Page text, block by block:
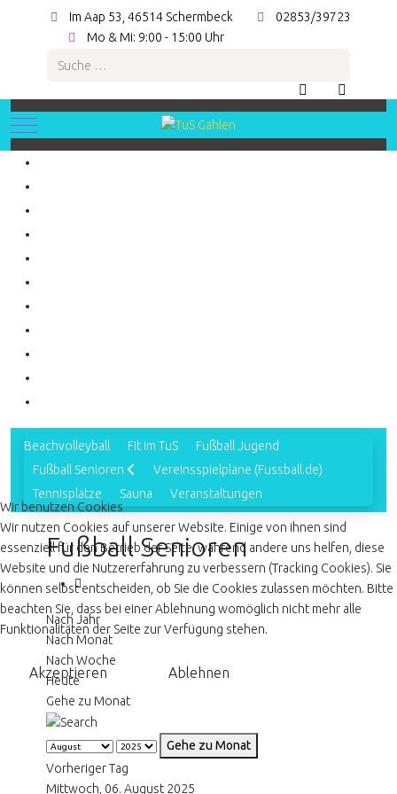
Im Aap 53, 46514 Schermbeck
02853/39723
Mo & Mi: 9:00 - 15:00 Uhr
Suchen
Mobile Menu Toggle
Beachvolleyball Fit im TuS
Fußball Jugend
Fußball Senioren
Vereinsspielpläne (Fussball.de)
Tennisplätze
Sauna Veranstaltungen
Fußball Senioren
Nach Jahr
Nach Monat
Nach Woche
Heute
Gehe zu Monat
Gehe zu Monat
Vorheriger Tag
Mittwoch, 06. August 2025
Wir benutzen Cookies
Wir nutzen Cookies auf unserer Website. Einige von ihnen sind
essenziell für den Betrieb der Seite, während andere uns helfen, diese
Website und die Nutzererfahrung zu verbessern (Tracking Cookies). Sie
können selbst entscheiden, ob Sie die Cookies zulassen möchten. Bitte
beachten Sie, dass bei einer Ablehnung womöglich nicht mehr alle
Funktionalitäten der Seite zur Verfügung stehen.
Akzeptieren Ablehnen